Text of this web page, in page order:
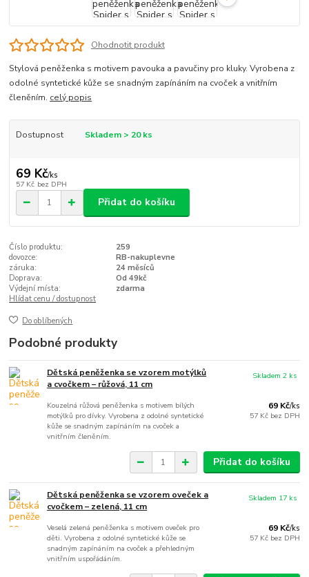
Ohodnotit produkt
Stylová peněženka s motivem pavouka a pavučiny pro kluky. Vyrobena z
odolné syntetické kůže se snadným zapínáním na cvoček a vnitřním
členěním. celý popis
Dostupnost Skladem > 20 ks
69 Kč/ks
57 Kč bez DPH
Přidat do košíku
Číslo produktu:
259
dovozce:
RB-nakuplevne
záruka:
24 měsíců
Doprava:
Od 49kč
Výdejní místa:
zdarma
Hlídat cenu / dostupnost
Do oblíbených
Podobné produkty
Dětská peněženka se vzorem motýlků
a cvočkem – růžová, 11 cm
Kouzelná růžová peněženka s motivem bílých
motýlků pro dívky. Vyrobena z odolné syntetické
kůže se snadným zapínáním na cvoček a
vnitřním členěním.
69 Kč/ks
57 Kč bez DPH
Skladem 2 ks
Přidat do košíku
Dětská peněženka se vzorem oveček a
cvočkem – zelená, 11 cm
Veselá zelená peněženka s motivem oveček pro
děti. Vyrobena z odolné syntetické kůže se
snadným zapínáním na cvoček a přehledným
vnitřním uspořádáním.
69 Kč/ks
57 Kč bez DPH
Skladem 17 ks